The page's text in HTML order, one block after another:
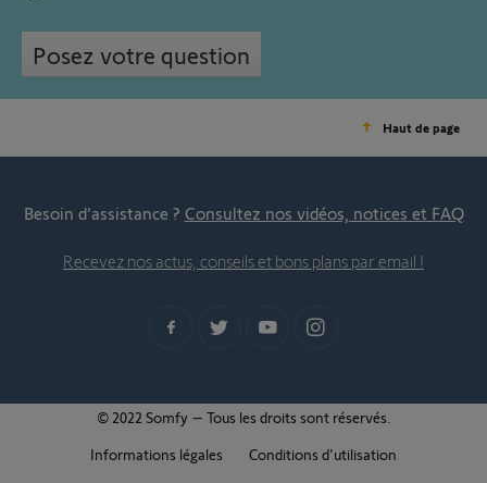
Posez votre question
Haut de page
Besoin d’assistance ? Consultez nos vidéos, notices et FAQ
Recevez nos actus, conseils et bons plans par email !
© 2022 Somfy – Tous les droits sont réservés.
Informations légales
Conditions d'utilisation